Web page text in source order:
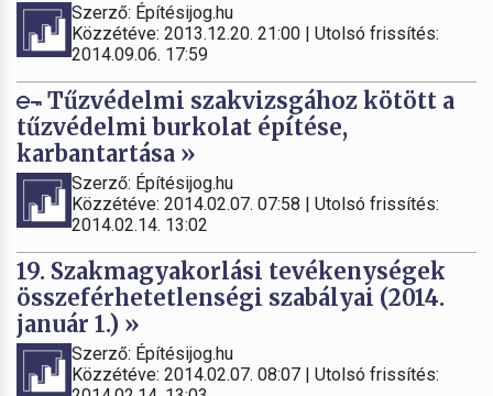
Szerző: Építésijog.hu
Közzétéve: 2013.12.20. 21:00 | Utolsó frissítés:
2014.09.06. 17:59
Tűzvédelmi szakvizsgához kötött a
tűzvédelmi burkolat építése,
karbantartása »
Szerző: Építésijog.hu
Közzétéve: 2014.02.07. 07:58 | Utolsó frissítés:
2014.02.14. 13:02
19. Szakmagyakorlási tevékenységek
összeférhetetlenségi szabályai (2014.
január 1.) »
Szerző: Építésijog.hu
Közzétéve: 2014.02.07. 08:07 | Utolsó frissítés: